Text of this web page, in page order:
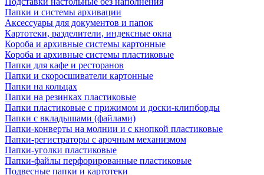
Папки и системы архивации
Аксессуары для документов и папок
Картотеки, разделители, индексные окна
Короба и архивные системы картонные
Короба и архивные системы пластиковые
Папки для кафе и ресторанов
Папки и скоросшиватели картонные
Папки на кольцах
Папки на резинках пластиковые
Папки пластиковые с прижимом и доски-клипборды
Папки с вкладышами (файлами)
Папки-конверты на молнии и с кнопкой пластиковые
Папки-регистраторы с арочным механизмом
Папки-уголки пластиковые
Папки-файлы перфорированные пластиковые
Подвесные папки и картотеки